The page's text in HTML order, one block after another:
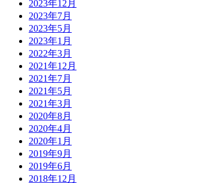
2023年12月
2023年7月
2023年5月
2023年1月
2022年3月
2021年12月
2021年7月
2021年5月
2021年3月
2020年8月
2020年4月
2020年1月
2019年9月
2019年6月
2018年12月